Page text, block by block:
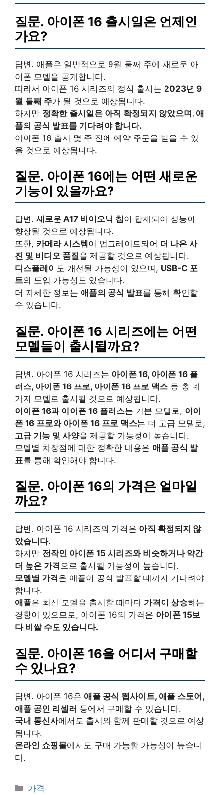
질문. 아이폰 16 출시일은 언제인
가요?
답변. 애플은 일반적으로 9월 둘째 주에 새로운 아
이폰 모델을 공개합니다.
따라서 아이폰 16 시리즈의 정식 출시는 2023년 9
월 둘째 주가 될 것으로 예상됩니다.
하지만 정확한 출시일은 아직 확정되지 않았으며, 애
플의 공식 발표를 기다려야 합니다.
아이폰 16 출시 몇 주 전에 예약 주문을 받을 수 있
을 것으로 예상됩니다.
질문. 아이폰 16에는 어떤 새로운
기능이 있을까요?
답변. 새로운 A17 바이오닉 칩이 탑재되어 성능이
향상될 것으로 예상됩니다.
또한, 카메라 시스템 이 업그레이드되어 더 나은 사
진 및 비디오 품질을 제공할 것으로 예상됩니다.
디스플레이 도 개선될 가능성이 있으며, USB-C 포
트의 도입 가능성도 있습니다.
더 자세한 정보는 애플의 공식 발표를 통해 확인할
수 있습니다.
질문. 아이폰 16 시리즈에는 어떤
모델들이 출시될까요?
답변. 아이폰 16 시리즈는 아이폰 16, 아이폰 16 플
러스, 아이폰 16 프로, 아이폰 16 프로 맥스 등 총 네
가지 모델로 출시될 것으로 예상됩니다.
아이폰 16과 아이폰 16 플러스는 기본 모델로, 아이
폰 16 프로와 아이폰 16 프로 맥스는 더 고급 모델로,
고급 기능 및 사양을 제공할 가능성이 높습니다.
모델별 차장점에 대한 정확한 내용은 애플 공식 발
표를 통해 확인해야 합니다.
질문. 아이폰 16의 가격은 얼마일
까요?
답변. 아이폰 16 시리즈의 가격은 아직 확정되지 않
았습니다.
하지만 전작인 아이폰 15 시리즈와 비슷하거나 약간
더 높은 가격으로 출시될 가능성이 높습니다.
모델별 가격은 애플이 공식 발표할 때까지 기다려야
합니다.
애플은 최신 모델을 출시할 때마다 가격이 상승하는
경향이 있으므로, 아이폰 16의 가격은 아이폰 15보
다 비쌀 수도 있습니다.
질문. 아이폰 16을 어디서 구매할
수 있나요?
답변. 아이폰 16은 애플 공식 웹사이트, 애플 스토어,
애플 공인 리셀러 등에서 구매할 수 있습니다.
국내 통신사에서도 출시와 함께 판매할 것으로 예상
됩니다.
온라인 쇼핑몰에서도 구매 가능할 가능성이 높습니
다.
Categories
가격